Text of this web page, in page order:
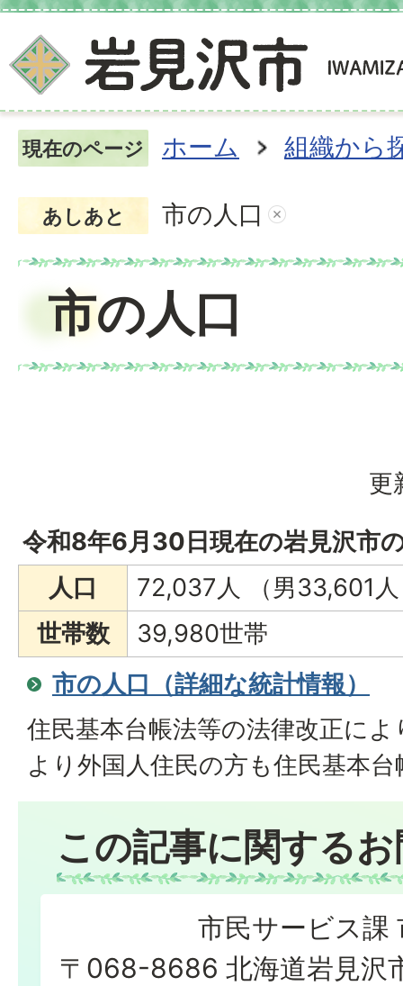
現在のページ ホーム 組織から
あしあと 市の人口
市の人口
更
令和8年6月30日現在の岩見沢市
人口
72,037人 （男33,601
世帯数
39,980世帯
市の人口（詳細な統計情報）
住民基本台帳法等の法律改正に
より外国人住民の方も住民基本
この記事に関する
市民サービス課
〒068-8686 北海道岩見沢